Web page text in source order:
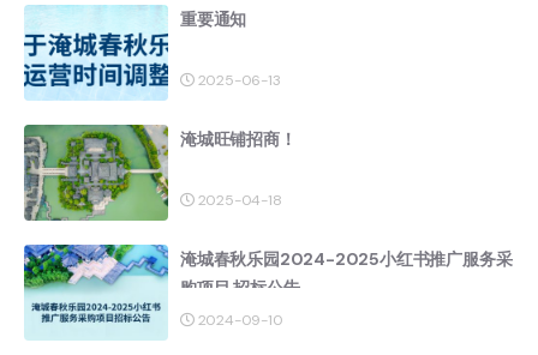
重要通知
2025-06-13
淹城旺铺招商！
2025-04-18
淹城春秋乐园2024-2025小红书推广服务采
购项目 招标公告
2024-09-10